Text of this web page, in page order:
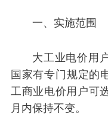
一、实施范围
大工业电价用
国家有专门规定的
工商业电价用户可
月内保持不变。